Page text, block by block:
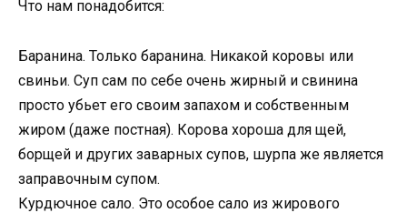
Что нам понадобится:
Баранина. Только баранина. Никакой коровы или
свиньи. Суп сам по себе очень жирный и свинина
просто убьет его своим запахом и собственным
жиром (даже постная). Корова хороша для щей,
борщей и других заварных супов, шурпа же является
заправочным супом.
Курдючное сало. Это особое сало из жирового